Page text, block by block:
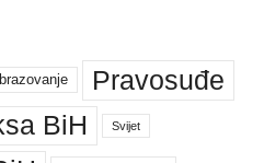
Pravosuđe
BiH Svijet